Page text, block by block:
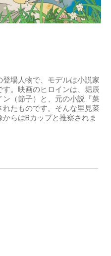
場人物で、モデルは小説家
。映画のヒロインは、堀辰
（節子）と、元の小説『菜
たものです。そんな里見菜
らはBカップと推察されま